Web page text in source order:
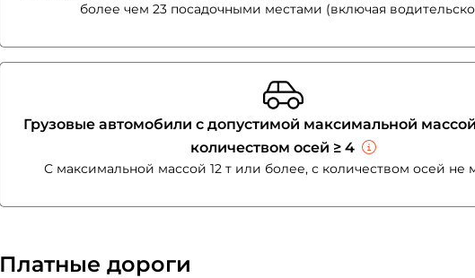
более чем 23 посадочными местами (включая
Грузовые автомобили с допустимой максимальной массой
количеством осей ≥ 4
С максимальной массой 12 т или более, с количеством осей не
Платные дороги